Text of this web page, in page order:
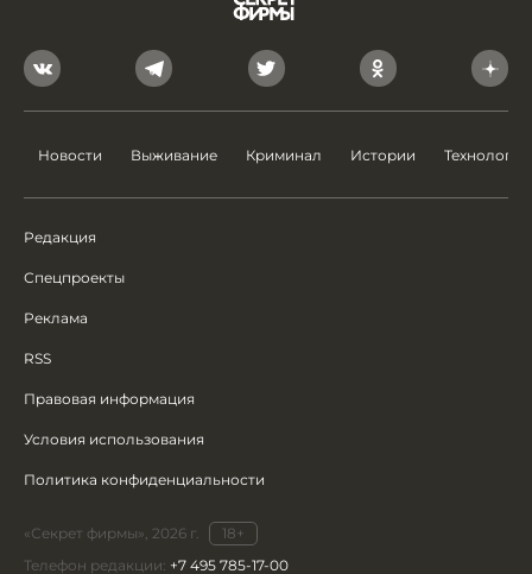
Новости Выживание Криминал Истории Технологии
Редакция
Спецпроекты
Реклама
RSS
Правовая информация
Условия использования
Политика конфиденциальности
«Секрет фирмы», 2026 г.
18+
Телефон редакции: +7 495 785-17-00